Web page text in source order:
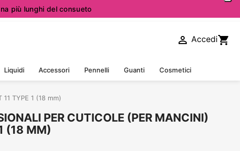
più lunghi del consueto
 Accedishopping_cart
Liquidi Accessori Pennelli Guanti Cosmetici
TYPE 1 (18 mm)
PER CUTICOLE (PER MANCINI)
(18 MM)